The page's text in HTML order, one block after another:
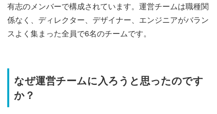
有志のメンバーで構成されています。運営チームは職種関
係なく、ディレクター、デザイナー、エンジニアがバラン
スよく集まった全員で6名のチームです。
なぜ運営チームに入ろうと思ったのです
か？